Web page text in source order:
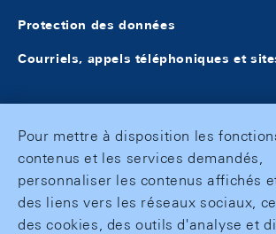
Protection des données
Courriels, appels téléphoniques et
Pour mettre à disposition les
contenus et les services demandés,
personnaliser les contenus affichés
des liens vers les réseaux sociaux,
des cookies, des outils d'analyse et